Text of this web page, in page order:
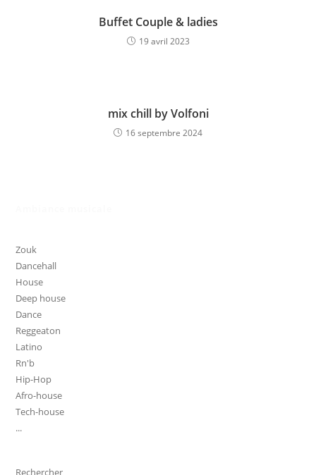
Buffet Couple & ladies
19 avril 2023
mix chill by Volfoni
16 septembre 2024
Zouk
Dancehall
House
Deep house
Dance
Reggeaton
Latino
Rn'b
Hip-Hop
Afro-house
Tech-house
...
Rechercher